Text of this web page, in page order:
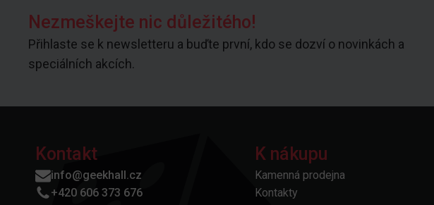
Nezmeškejte nic důležitého!
Přihlaste se k newsletteru a buďte první, kdo se dozví o novinkách a
speciálních akcích.
Kontakt
info@geekhall.cz
+420 606 373 676
K nákupu
Kamenná prodejna
Kontakty